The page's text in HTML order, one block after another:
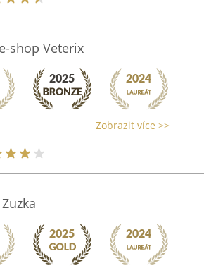
shop Veterix
Zobrazit více >>